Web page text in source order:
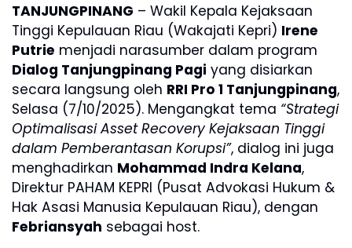
TANJUNGPINANG – Wakil Kepala Kejaksaan
Tinggi Kepulauan Riau (Wakajati Kepri) Irene
Putrie menjadi narasumber dalam program
Dialog Tanjungpinang Pagi yang disiarkan
secara langsung oleh RRI Pro 1 Tanjungpinang,
Selasa (7/10/2025). Mengangkat tema “Strategi
Optimalisasi Asset Recovery Kejaksaan Tinggi
dalam Pemberantasan Korupsi”, dialog ini juga
menghadirkan Mohammad Indra Kelana,
Direktur PAHAM KEPRI (Pusat Advokasi Hukum &
Hak Asasi Manusia Kepulauan Riau), dengan
Febriansyah sebagai host.